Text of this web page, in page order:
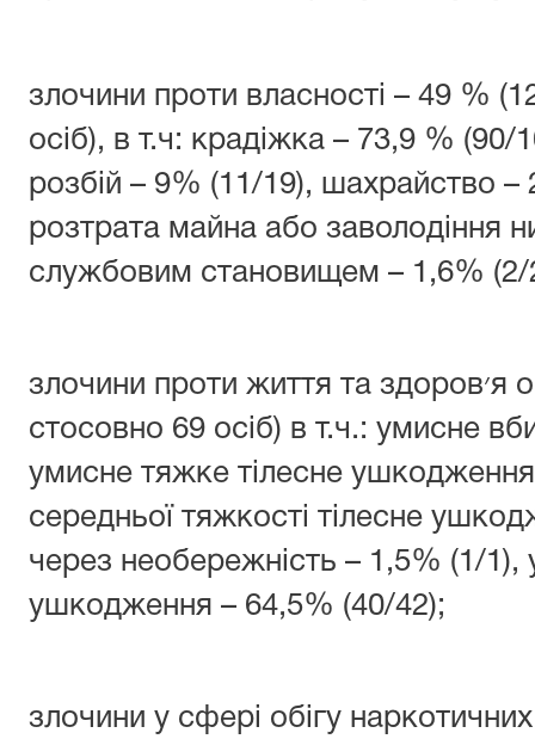
злочини проти власності – 49 %
осіб), в т.ч: крадіжка – 73,9 % (90/
розбій – 9% (11/19), шахрайство
розтрата майна або заволодіння
службовим становищем – 1,6% (2/
злочини проти життя та здоров׳я особи – 24,9% (62 справи
стосовно 69 осіб) в т.ч.: умисне
умисне тяжке тілесне
середньої тяжкості тілесне
через необережність – 1,5% (1/1),
ушкодження – 64,5% (40/42);
злочини у сфері обігу